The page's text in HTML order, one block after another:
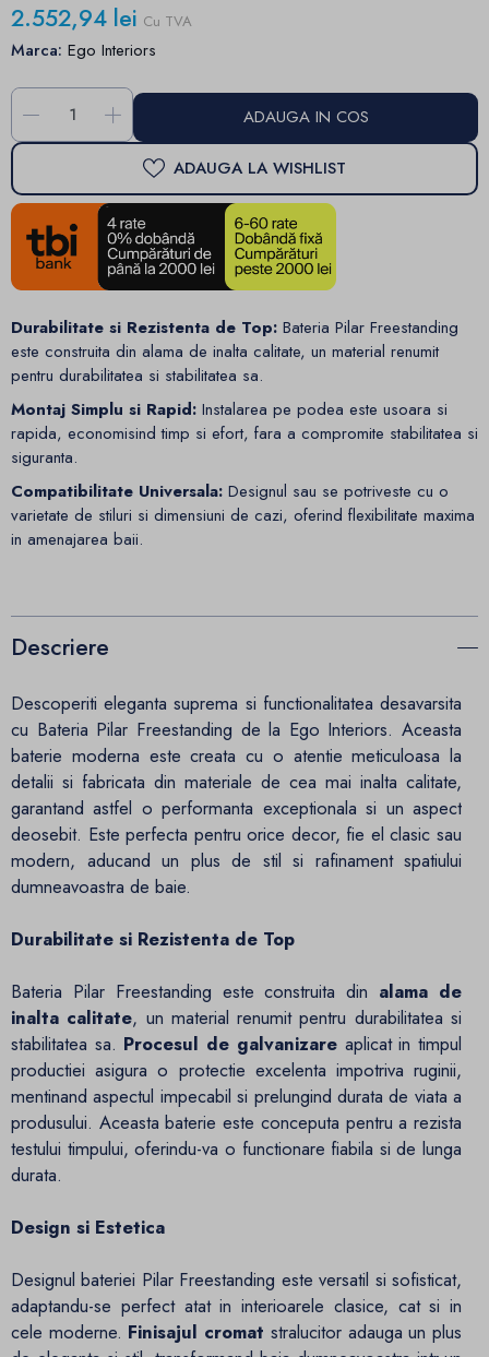
2.552,94 lei Cu TVA
Marca: Ego Interiors
- + ADAUGA IN COS
ADAUGA LA WISHLIST
Durabilitate si Rezistenta de Top: Bateria Pilar Freestanding
este construita din alama de inalta calitate, un material renumit
pentru durabilitatea si stabilitatea sa.
Montaj Simplu si Rapid: Instalarea pe podea este usoara si
rapida, economisind timp si efort, fara a compromite stabilitatea si
siguranta.
Compatibilitate Universala: Designul sau se potriveste cu o
varietate de stiluri si dimensiuni de cazi, oferind flexibilitate maxima
in amenajarea baii.
Descriere
Descoperiti eleganta suprema si functionalitatea desavarsita
cu Bateria Pilar Freestanding de la Ego Interiors. Aceasta
baterie moderna este creata cu o atentie meticuloasa la
detalii si fabricata din materiale de cea mai inalta calitate,
garantand astfel o performanta exceptionala si un aspect
deosebit. Este perfecta pentru orice decor, fie el clasic sau
modern, aducand un plus de stil si rafinament spatiului
dumneavoastra de baie.
Durabilitate si Rezistenta de Top
Bateria Pilar Freestanding este construita din alama de
inalta calitate, un material renumit pentru durabilitatea si
stabilitatea sa. Procesul de galvanizareaplicat in timpul
productiei asigura o protectie excelenta impotriva ruginii,
mentinand aspectul impecabil si prelungind durata de viata a
produsului. Aceasta baterie este conceputa pentru a rezista
testului timpului, oferindu-va o functionare fiabila si de lunga
durata.
Design si Estetica
Designul bateriei Pilar Freestanding este versatil si sofisticat,
adaptandu-se perfect atat in interioarele clasice, cat si in
cele moderne. Finisajul cromat stralucitor adauga un plus